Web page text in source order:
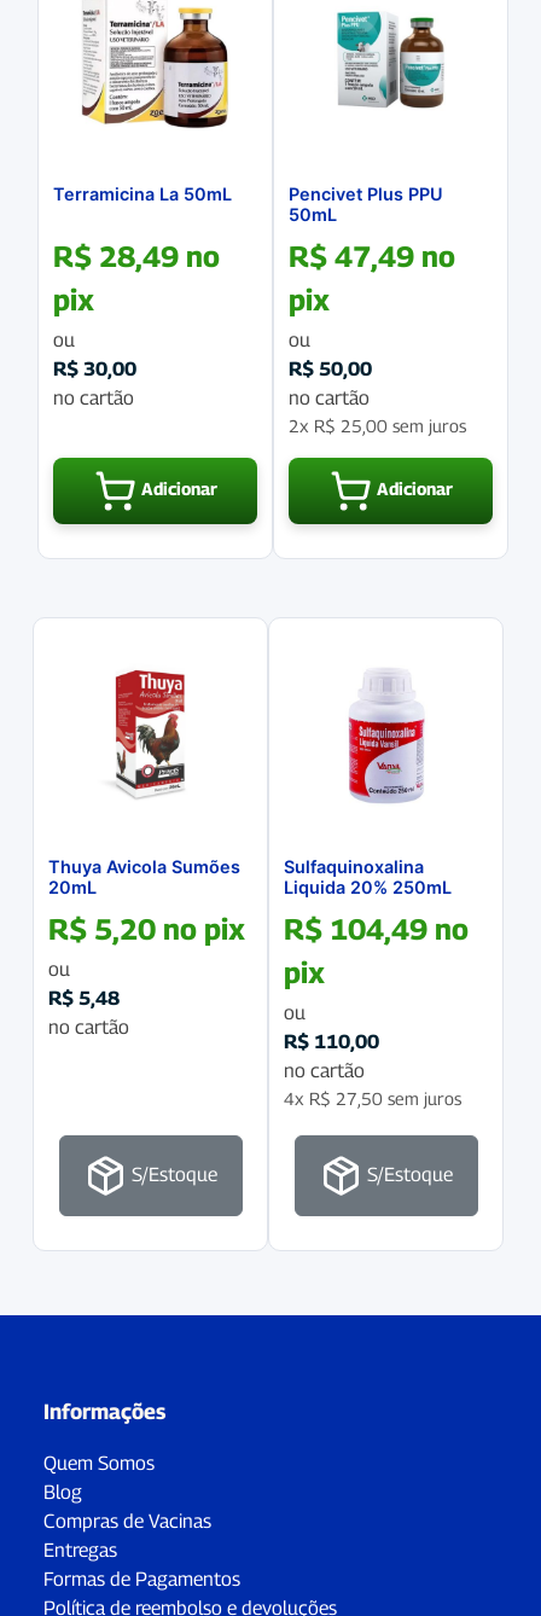
Terramicina La 50mL
R$ 28,49 no
pix
ou
R$ 30,00
no cartão
Adicionar
Pencivet Plus PPU
50mL
R$ 47,49 no
pix
ou
R$ 50,00
no cartão
2x R$ 25,00 sem juros
Adicionar
Thuya Avicola Sumões
20mL
R$ 5,20 no pix
ou
R$ 5,48
no cartão
S/Estoque
Sulfaquinoxalina
Liquida 20% 250mL
R$ 104,49 no
pix
ou
R$ 110,00
no cartão
4x R$ 27,50 sem juros
S/Estoque
Informações
Quem Somos
Blog
Compras de Vacinas
Entregas
Formas de Pagamentos
Política de reembolso e devoluções